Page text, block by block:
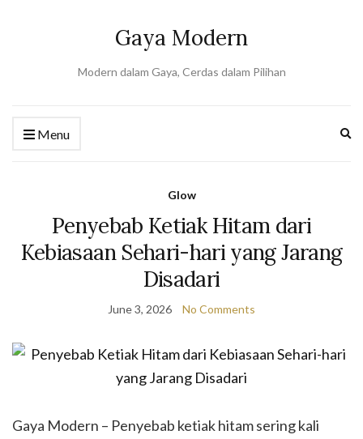
Gaya Modern
Modern dalam Gaya, Cerdas dalam Pilihan
Menu
Glow
Penyebab Ketiak Hitam dari
Kebiasaan Sehari-hari yang Jarang
Disadari
June 3, 2026 No Comments
Gaya Modern – Penyebab ketiak hitam sering kali